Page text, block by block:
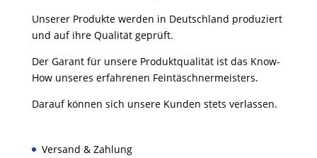
Unserer Produkte werden in Deutschland produziert
und auf ihre Qualität geprüft.
Der Garant für unsere Produktqualität ist das Know-
How unseres erfahrenen Feintäschnermeisters.
Darauf können sich unsere Kunden stets verlassen.
Versand & Zahlung